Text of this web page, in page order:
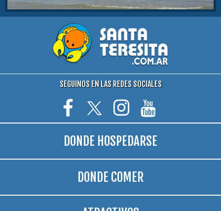
SEGUINOS EN LAS REDES SOCIALES
DONDE HOSPEDARSE
DONDE COMER